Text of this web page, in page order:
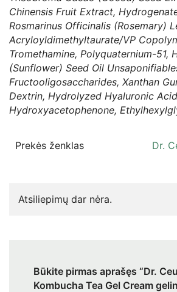
Chinensis Fruit Extract,
Rosmarinus Officinalis (Rosemary)
Acryloyldimethyltaurate/VP
Tromethamine, Polyquaternium-51,
(Sunflower) Seed Oil
Fructooligosaccharides, Xanthan
Dextrin, Hydrolyzed Hyaluronic
Hydroxyacetophenone,
Prekės ženklas Dr.
Atsiliepimų dar nėra.
Būkite pirmas aprašęs “Dr.
Kombucha Tea Gel Cream